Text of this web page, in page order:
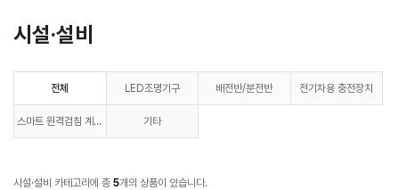
시설·설비
전체 LED조명기구 배전반/분전반 전기차용 충전장치
스마트 원격검침 계량 기타
시설·설비 카테고리에 총 5개의 상품이 있습니다.